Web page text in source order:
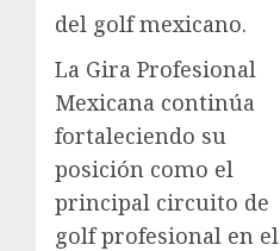
del golf mexicano.
La Gira Profesional
Mexicana continúa
fortaleciendo su
posición como el
principal circuito de
golf profesional en el